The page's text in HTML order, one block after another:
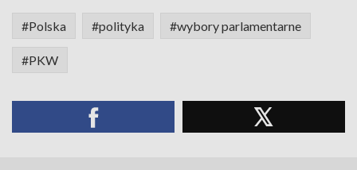
#Polska #polityka #wybory parlamentarne
#PKW